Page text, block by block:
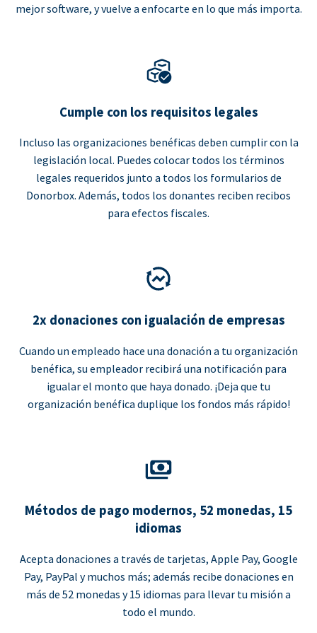
mejor software, y vuelve a enfocarte en lo que más importa.
Cumple con los requisitos legales
Incluso las organizaciones benéficas deben cumplir con la
legislación local. Puedes colocar todos los términos
legales requeridos junto a todos los formularios de
Donorbox. Además, todos los donantes reciben recibos
para efectos fiscales.
2x donaciones con igualación de empresas
Cuando un empleado hace una donación a tu organización
benéfica, su empleador recibirá una notificación para
igualar el monto que haya donado. ¡Deja que tu
organización benéfica duplique los fondos más rápido!
Métodos de pago modernos, 52 monedas, 15
idiomas
Acepta donaciones a través de tarjetas, Apple Pay, Google
Pay, PayPal y muchos más; además recibe donaciones en
más de 52 monedas y 15 idiomas para llevar tu misión a
todo el mundo.